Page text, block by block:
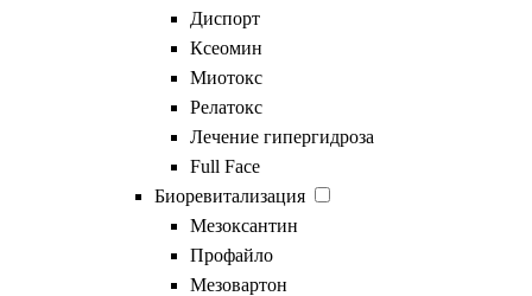
Диспорт
Ксеомин
Миотокс
Релатокс
Лечение гипергидроза
Full Face
Биоревитализация
Мезоксантин
Профайло
Мезовартон
и программы коррекции
Что показывает
исследование